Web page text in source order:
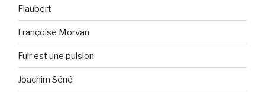
Flaubert
Françoise Morvan
Fuir est une pulsion
Joachim Séné